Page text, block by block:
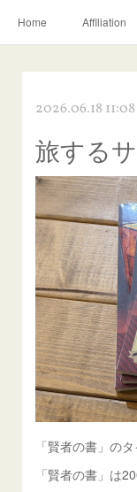
Home Affiliation
2026.06.18 11:08
旅する
「賢者の書」の
「賢者の書」は